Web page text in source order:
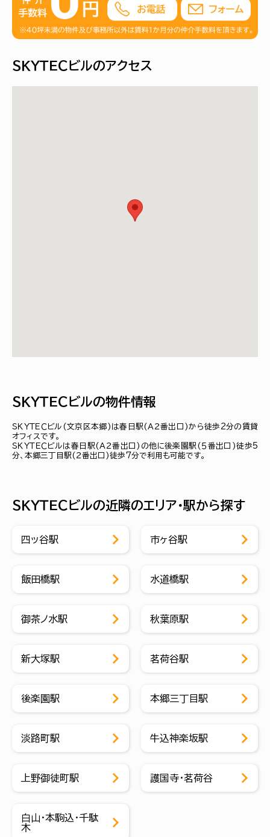
ＳＫＹＴＥＣビルのアクセス
ＳＫＹＴＥＣビルの物件情報
ＳＫＹＴＥＣビル(文京区本郷)は春日駅(Ａ２番出口)から徒歩2分の賃貸
オフィスです。
ＳＫＹＴＥＣビルは春日駅(Ａ２番出口)の他に後楽園駅(５番出口)徒歩5
分、本郷三丁目駅(２番出口)徒歩7分で利用も可能です。
ＳＫＹＴＥＣビルの近隣のエリア・駅から探す
四ッ谷駅 市ヶ谷駅
飯田橋駅 水道橋駅
御茶ノ水駅 秋葉原駅
新大塚駅 茗荷谷駅
後楽園駅 本郷三丁目駅
淡路町駅 牛込神楽坂駅
上野御徒町駅 護国寺・茗荷谷
白山・本駒込・千駄
木